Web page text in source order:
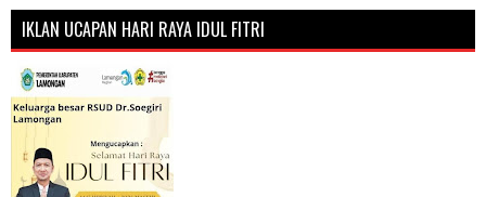
IKLAN UCAPAN HARI RAYA IDUL FITRI